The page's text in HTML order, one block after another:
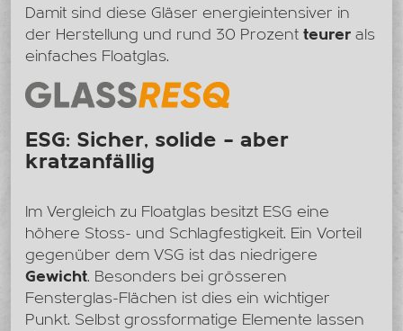
Damit sind diese Gläser energieintensiver in
der Herstellung und rund 30 Prozent teurer als
einfaches Floatglas.
ESG: Sicher, solide – aber
kratzanfällig
Im Vergleich zu Floatglas besitzt ESG eine
höhere Stoss- und Schlagfestigkeit. Ein Vorteil
gegenüber dem VSG ist das niedrigere
Gewicht. Besonders bei grösseren
Fensterglas-Flächen ist dies ein wichtiger
Punkt. Selbst grossformatige Elemente lassen